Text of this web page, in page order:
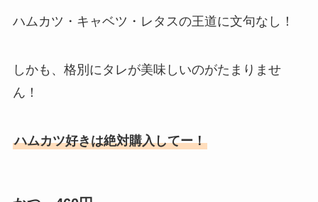
ハムカツ・キャベツ・レタスの王道に文句なし！
しかも、格別にタレが美味しいのがたまりませ
ん！
ハムカツ好きは絶対購入してー！